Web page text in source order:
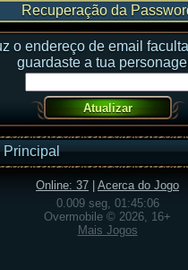
Recuperação da
o endereço de email
guardaste a tua
Online: 37
Acerca do Jogo
0.009 seg, 01:45:06
Overmobile © 2026, 16+
Mais Jogos